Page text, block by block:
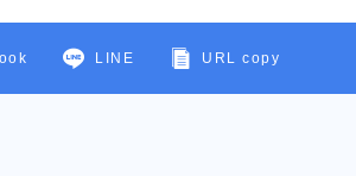
LINE URL copy